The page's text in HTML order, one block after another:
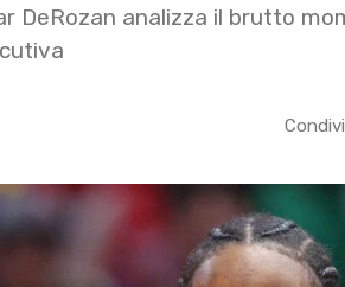
DeRozan analizza il brutto